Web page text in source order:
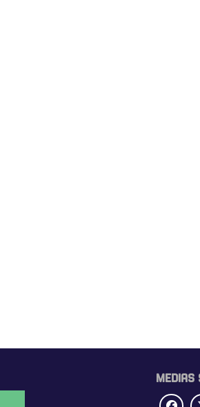
MEDIAS